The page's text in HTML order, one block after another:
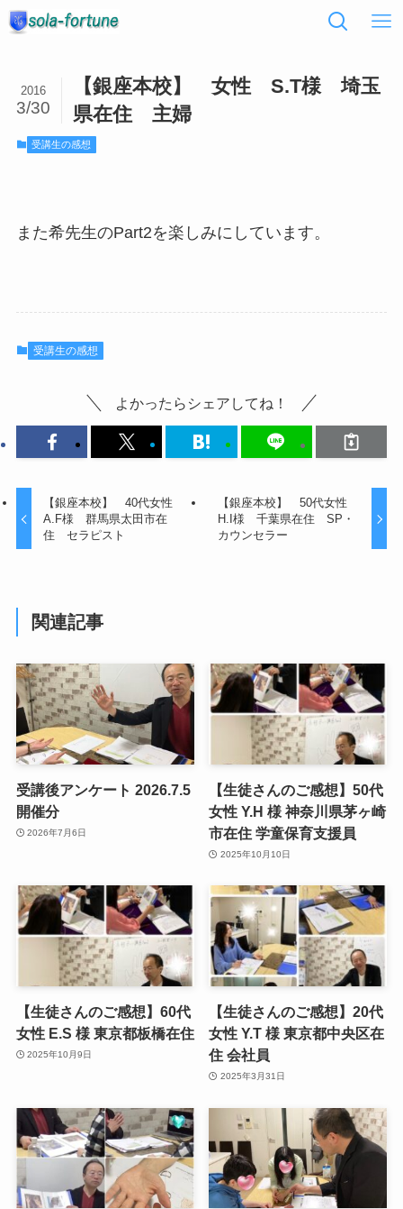
【銀座本校】 女性 S.T様 埼玉
県在住 主婦
2016
3/30
受講生の感想
また希先生のPart2を楽しみにしています。
受講生の感想
よかったらシェアしてね！
【銀座本校】 40代女性
A.F様 群馬県太田市在
住 セラピスト
【銀座本校】 50代女性
H.I様 千葉県在住 SP・
カウンセラー
関連記事
受講後アンケート 2026.7.5
開催分
2026年7月6日
【生徒さんのご感想】50代
女性 Y.H 様 神奈川県茅ヶ崎
市在住 学童保育支援員
2025年10月10日
【生徒さんのご感想】60代
女性 E.S 様 東京都板橋在住
2025年10月9日
【生徒さんのご感想】20代
女性 Y.T 様 東京都中央区在
住 会社員
2025年3月31日